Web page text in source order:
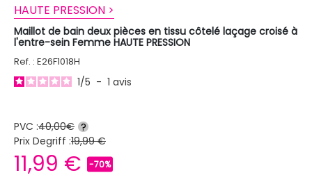
HAUTE PRESSION >
Maillot de bain deux pièces en tissu côtelé laçage croisé à
l'entre-sein Femme HAUTE PRESSION
Ref. : E26F1018H
1/5 - 1 avis
PVC :40,00€ ?
Prix Degriff :19,99 €
11,99 € -70%